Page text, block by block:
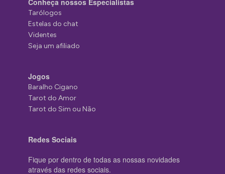
Tarólogos
Estelas do chat
Videntes
Seja um afiliado
Jogos
Baralho Cigano
Tarot do Amor
Tarot do Sim ou Não
Redes Sociais
Fique por dentro de todas as nossas novidades
através das redes sociais.